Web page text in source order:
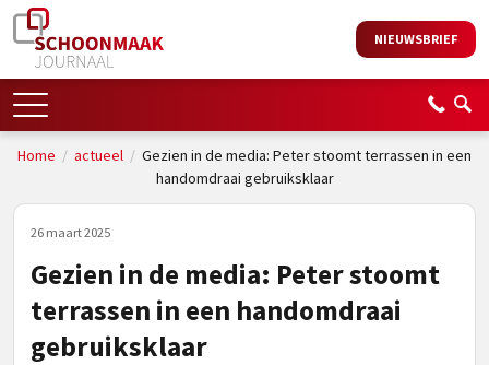
NIEUWSBRIEF
Home / actueel / Gezien in de media: Peter stoomt terrassen in een
handomdraai gebruiksklaar
26 maart 2025
Gezien in de media: Peter stoomt
terrassen in een handomdraai
gebruiksklaar